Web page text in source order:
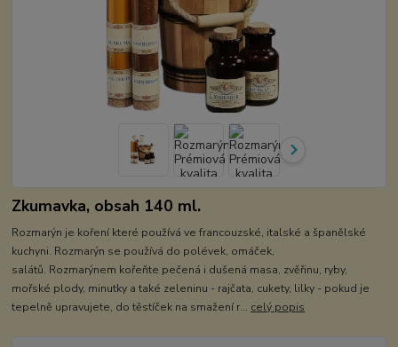
Zkumavka, obsah 140 ml.
Rozmarýn je koření které používá ve francouzské, italské a španělské
kuchyni. Rozmarýn se používá do polévek, omáček,
salátů. Rozmarýnem kořeňte pečená i dušená masa, zvěřinu, ryby,
mořské plody, minutky a také zeleninu - rajčata, cukety, lilky - pokud je
tepelně upravujete, do těstíček na smažení r... celý popis